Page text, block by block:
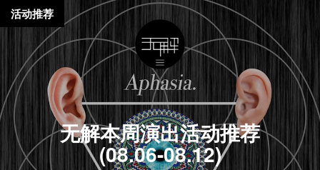
无解本周演出活动推荐
(08.06-08.12)
活动推荐